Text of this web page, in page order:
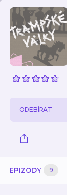
ODEBÍRAT
EPIZODY 9